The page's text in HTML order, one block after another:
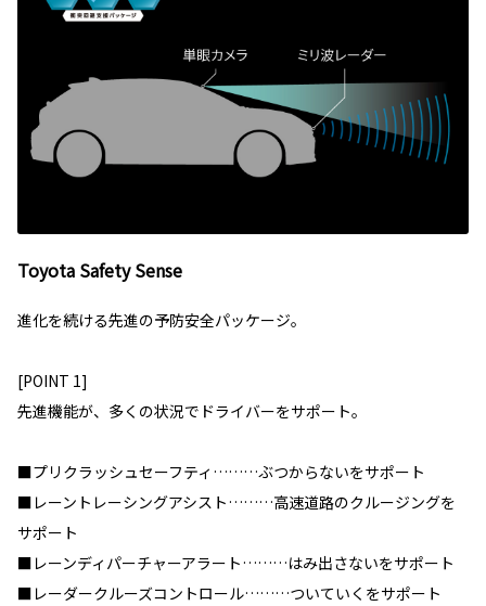
Toyota Safety Sense
進化を続ける先進の予防安全パッケージ。
[POINT 1]
先進機能が、多くの状況でドライバーをサポート。
■プリクラッシュセーフティ………ぶつからないをサポート
■レーントレーシングアシスト………高速道路のクルージングを
サポート
■レーンディパーチャーアラート………はみ出さないをサポート
■レーダークルーズコントロール………ついていくをサポート